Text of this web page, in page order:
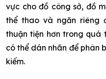
vực cho đồ công sở, đồ
thể thao và ngăn riêng
thuận tiện hơn trong quá
có thể dán nhãn để phân
kiếm.